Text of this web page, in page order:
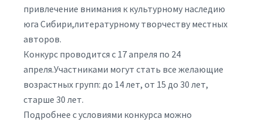
привлечение внимания к культурному наследию
юга Сибири,литературному творчеству местных
авторов.
Конкурс проводится с 17 апреля по 24
апреля.Участниками могут стать все желающие
возрастных групп: до 14 лет, от 15 до 30 лет,
старше 30 лет.
Подробнее с условиями конкурса можно